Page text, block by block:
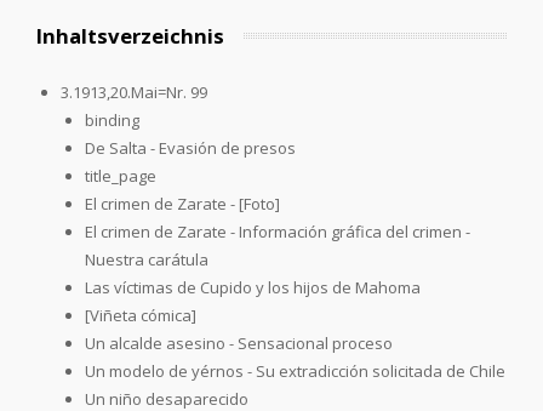
Inhaltsverzeichnis
3.1913,20.Mai=Nr. 99
binding
De Salta - Evasión de presos
title_page
El crimen de Zarate - [Foto]
El crimen de Zarate - Información gráfica del crimen -
Nuestra carátula
Las víctimas de Cupido y los hijos de Mahoma
[Viñeta cómica]
Un alcalde asesino - Sensacional proceso
Un modelo de yérnos - Su extradicción solicitada de Chile
Un niño desaparecido